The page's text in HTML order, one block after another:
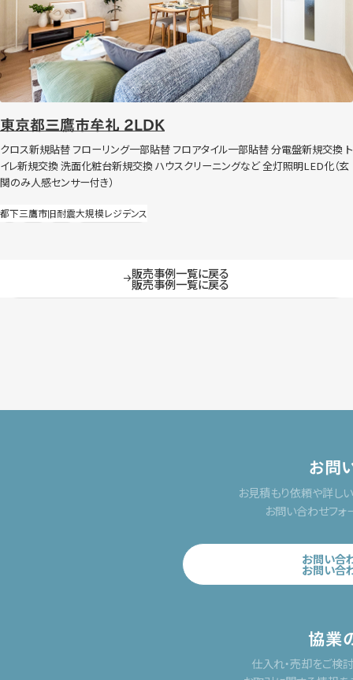
東京都三鷹市牟礼 2LDK
クロス新規貼替 フローリング一部貼替 フロアタイル一部貼替 分電盤新規交換 ト
イレ新規交換 洗面化粧台新規交換 ハウスクリーニングなど 全灯照明LED化（玄
関のみ人感センサー付き）
都下三鷹市旧耐震大規模レジデンス
販売事例一覧に戻る
販売事例一覧に戻る
お問
お見積もり依頼や詳し
お問い合わせフォ
お問い合
お問い合
協業
仕入れ・売却をご検